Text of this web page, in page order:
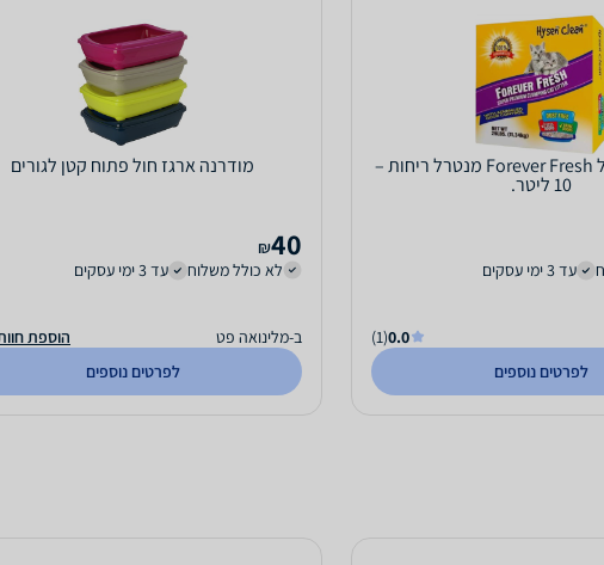
חול חתולים חול Forever Fresh מנטרל ריחות –
10 ליטר.
עד 3 ימי עסקים
0.0
(1)
לפרטים נוספים
מודרנה ארגז חול פתוח קטן לגורים
40
₪
לא כולל משלוח
עד 3 ימי עסקים
ב-מלינואה פט
הוספת
לפרטים נוספים